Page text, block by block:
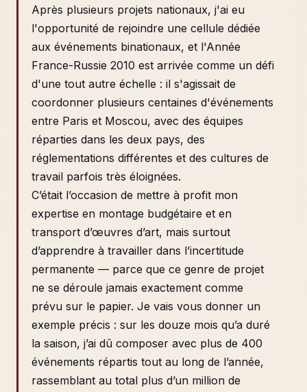
Après plusieurs projets nationaux, j'ai eu
l'opportunité de rejoindre une cellule dédiée
aux événements binationaux, et l'Année
France-Russie 2010 est arrivée comme un défi
d'une tout autre échelle : il s'agissait de
coordonner plusieurs centaines d'événements
entre Paris et Moscou, avec des équipes
réparties dans les deux pays, des
réglementations différentes et des cultures de
travail parfois très éloignées.
C’était l’occasion de mettre à profit mon
expertise en montage budgétaire et en
transport d’œuvres d’art, mais surtout
d’apprendre à travailler dans l’incertitude
permanente — parce que ce genre de projet
ne se déroule jamais exactement comme
prévu sur le papier. Je vais vous donner un
exemple précis : sur les douze mois qu’a duré
la saison, j’ai dû composer avec plus de 400
événements répartis tout au long de l’année,
rassemblant au total plus d’un million de